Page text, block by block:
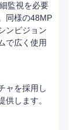
監視を必要
同様の48MP
ンビジョン
で広く使用
ャを採用し
供します。